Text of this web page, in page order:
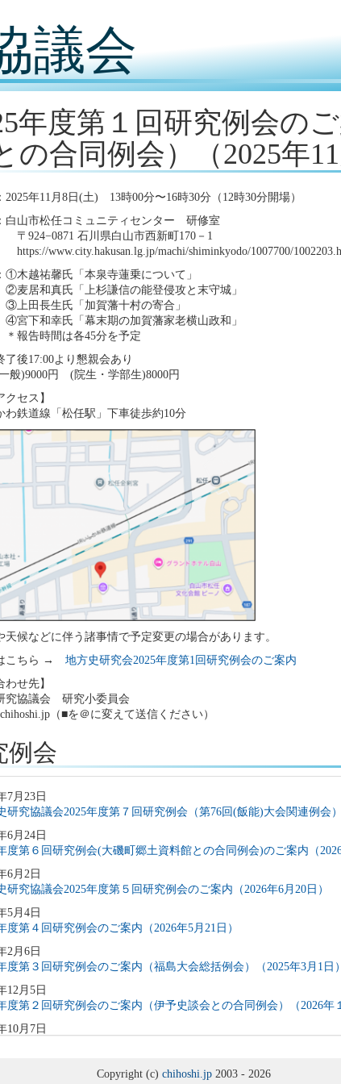
議会
年度第１回研究例会の
の合同例会）（2025年11
年11月8日(土) 13時00分〜16時30分（12時30分開場）
山市松任コミュニティセンター 研修室
石川県白山市西新町170－1
machi/shiminkyodo/1007700/
木越祐馨氏「本泉寺蓮乗について」
真氏「上杉謙信の能登侵攻と末守城」
生氏「加賀藩十村の寄合」
幸氏「幕末期の加賀藩家老横山政和」
時間は各45分を予定
後17:00より懇親会あり
般)9000円 (院生・学部生)8000円
クセス】
わ鉄道線「松任駅」下車徒歩約10分
候などに伴う諸事情で予定変更の場合があります。
こちら → 地方史研究会2025年度第1回研究例会のご案内
わせ先】
究協議会 研究小委員会
（■を＠に変えて送信ください）
例会
7月23日
研究協議会2025年度第７回研究例会（第76回(飯能)大会関連例会
6月24日
度第６回研究例会(大磯町郷土資料館との合同例会)のご案内（2026
6月2日
研究協議会2025年度第５回研究例会のご案内（2026年6月20日）
5月4日
度第４回研究例会のご案内（2026年5月21日）
2月6日
度第３回研究例会のご案内（福島大会総括例会）（2025年3月1日）
12月5日
度第２回研究例会のご案内（伊予史談会との合同例会）（2026年
10月7日
Copyright (c) chihoshi.jp 2003 - 2026